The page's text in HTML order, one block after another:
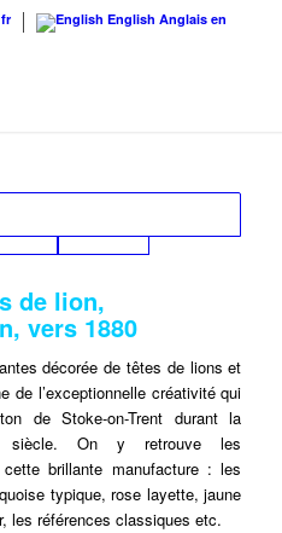
fr English Anglais en
de lion,
vers 1880
décorée de têtes de lions et
de l’exceptionnelle créativité qui
de Stoke-on-Trent durant la
siècle. On y retrouve les
brillante manufacture : les
typique, rose layette, jaune
les références classiques etc.